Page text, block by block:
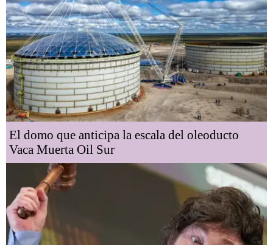
El domo que anticipa la escala del oleoducto
Vaca Muerta Oil Sur